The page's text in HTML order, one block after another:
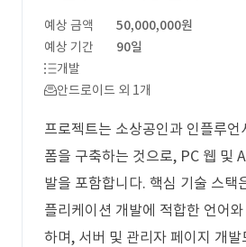
예상 금액
50,000,000원
예상 기간
90일
개발
안드로이드 외 1개
프로젝트는 소상공인과 인플루언
폼을 구축하는 것으로, PC 웹 및
발을 포함합니다. 핵심 기술 스택
플리케이션 개발에 적합한 언어
하며, 서버 및 관리자 페이지 개